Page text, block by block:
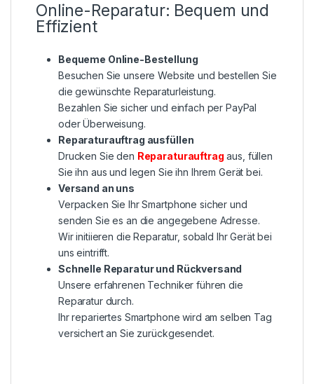
Online-Reparatur: Bequem und
Effizient
Bequeme Online-Bestellung
Besuchen Sie unsere Website und bestellen Sie
die gewünschte Reparaturleistung.
Bezahlen Sie sicher und einfach per PayPal
oder Überweisung.
Reparaturauftrag ausfüllen
Drucken Sie den Reparaturauftrag aus, füllen
Sie ihn aus und legen Sie ihn Ihrem Gerät bei.
Versand an uns
Verpacken Sie Ihr Smartphone sicher und
senden Sie es an die angegebene Adresse.
Wir initiieren die Reparatur, sobald Ihr Gerät bei
uns eintrifft.
Schnelle Reparatur und Rückversand
Unsere erfahrenen Techniker führen die
Reparatur durch.
Ihr repariertes Smartphone wird am selben Tag
versichert an Sie zurückgesendet.